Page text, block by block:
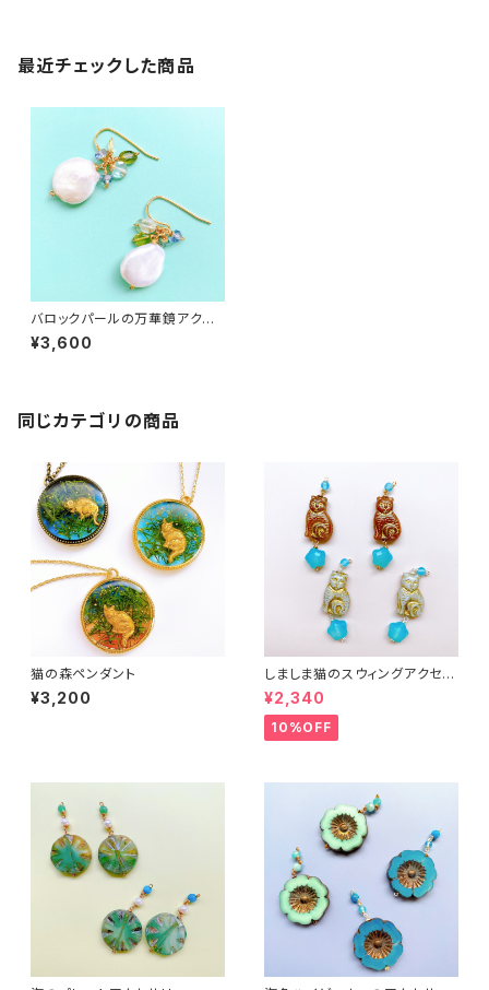
最近チェックした商品
バロックパールの万華鏡アクセ
サリー①
¥3,600
同じカテゴリの商品
猫の森ペンダント
¥3,200
しましま猫のスウィングアクセサ
リー２
¥2,340
10%OFF